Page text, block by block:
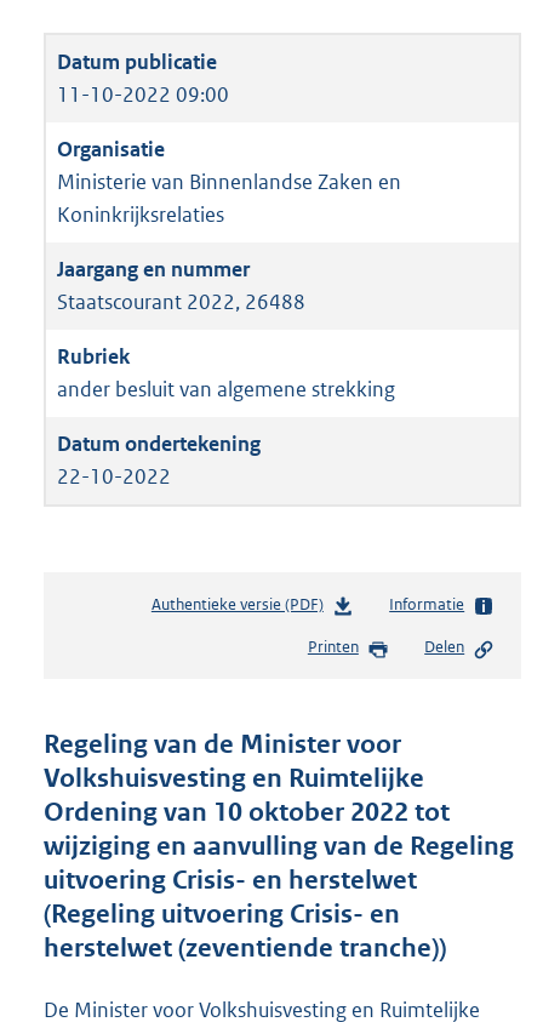
11-10-2022 09:00
Ministerie van Binnenlandse Zaken en
Koninkrijksrelaties
Staatscourant 2022, 26488
ander besluit van algemene strekking
22-10-2022
Authentieke versie (PDF)b
s
d
s
g
o
o
t
e
6
Informatie
Printen Delen
Regeling van de Minister voor
Volkshuisvesting en Ruimtelijke
Ordening van 10 oktober 2022 tot
wijziging en aanvulling van de Regeling
uitvoering Crisis- en herstelwet
(Regeling uitvoering Crisis- en
herstelwet (zeventiende tranche))
De Minister voor Volkshuisvesting en Ruimtelijke